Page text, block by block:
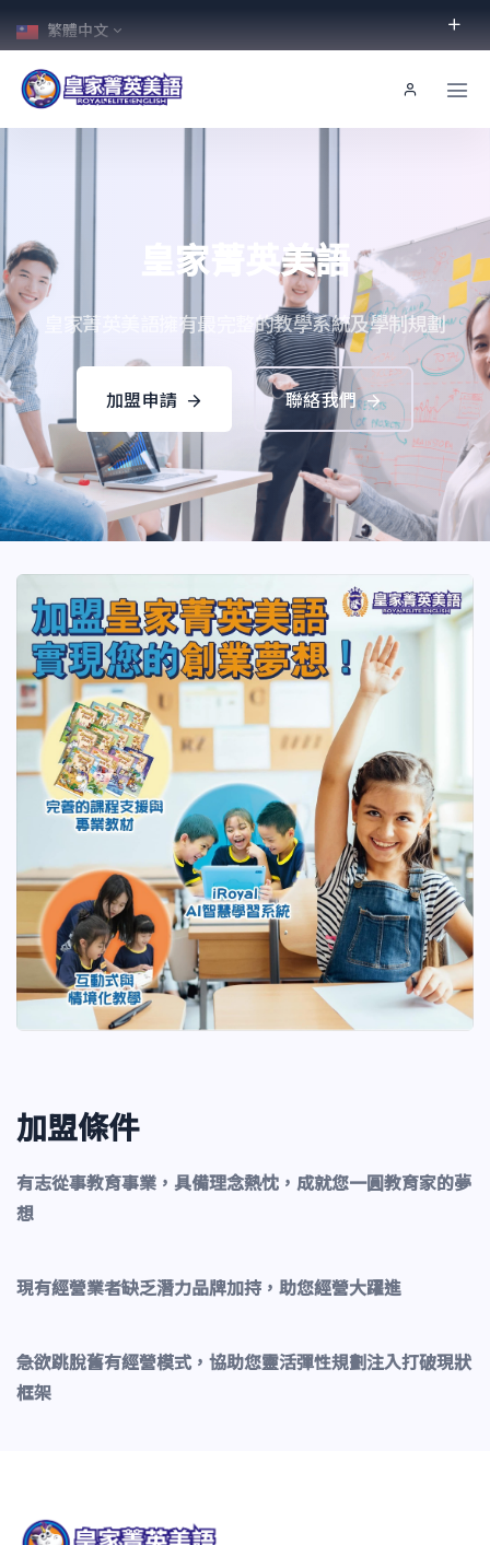
繁體中文
皇家菁英美語
皇家菁英美語擁有最完整的教學系統及學制規劃
加盟申請 聯絡我們
加盟條件
有志從事教育事業，具備理念熱忱，成就您一圓教育家的夢
想
現有經營業者缺乏潛力品牌加持，助您經營大躍進
急欲跳脫舊有經營模式，協助您靈活彈性規劃注入打破現狀
框架